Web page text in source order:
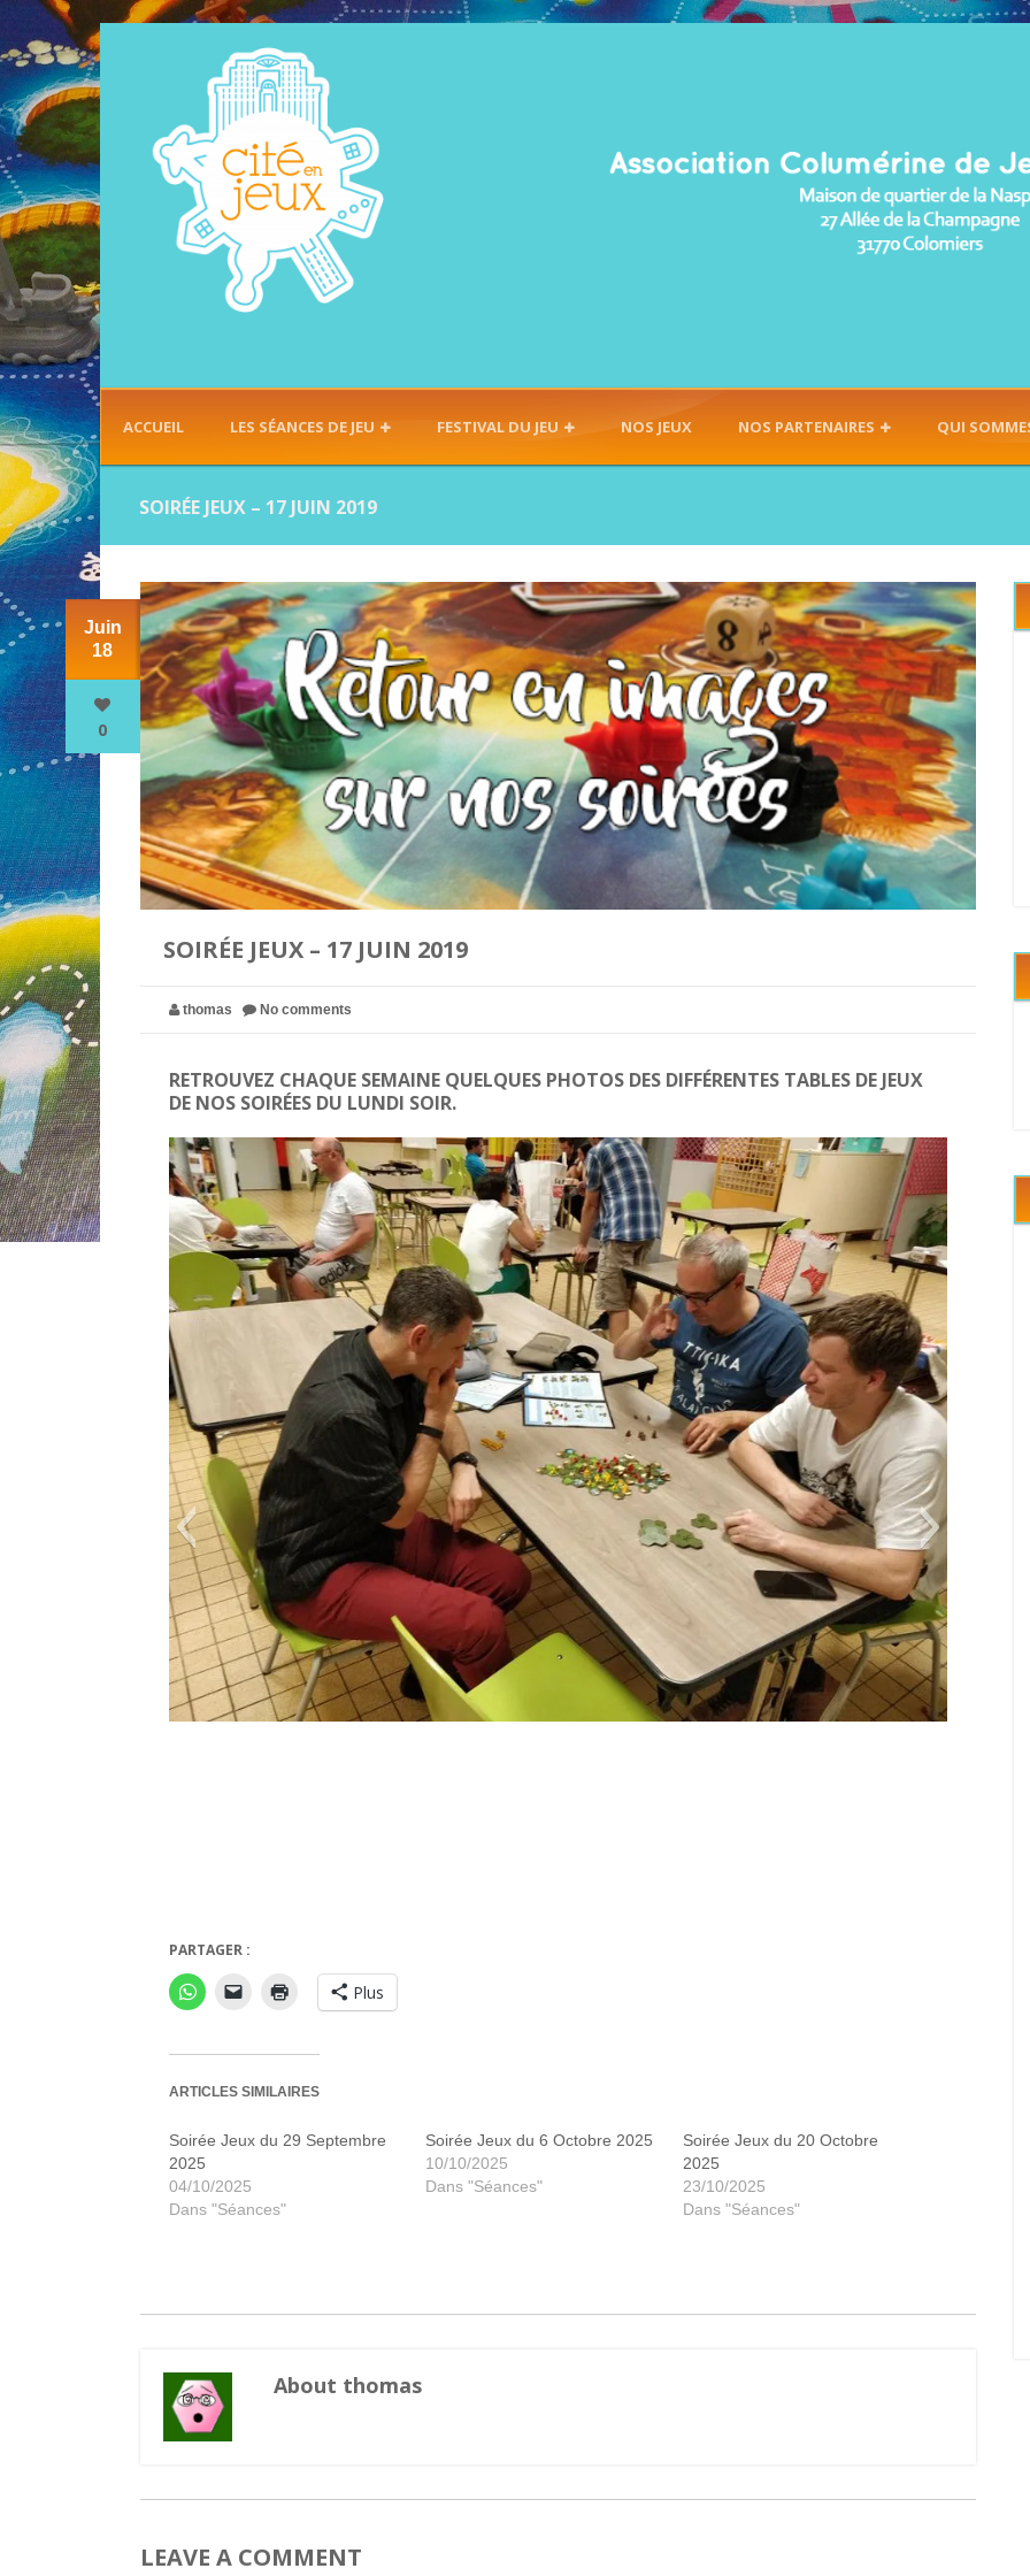
ACCUEIL LES SÉANCES DE JEU FESTIVAL DU JEU NOS JEUX NOS PARTENAIRES QUI
SOIRÉE JEUX – 17 JUIN 2019
Juin
18
0
SOIRÉE JEUX – 17 JUIN 2019
thomas No comments
RETROUVEZ CHAQUE SEMAINE QUELQUES PHOTOS DES DIFFÉRENTES TABLES DE JEUX
DE NOS SOIRÉES DU LUNDI SOIR.​​
PARTAGER :
Plus
ARTICLES SIMILAIRES
Soirée Jeux du 29 Septembre
2025
04/10/2025
Dans "Séances"
Soirée Jeux du 6 Octobre 2025
10/10/2025
Dans "Séances"
Soirée Jeux du 20 Octobre
2025
23/10/2025
Dans "Séances"
About thomas
LEAVE A COMMENT